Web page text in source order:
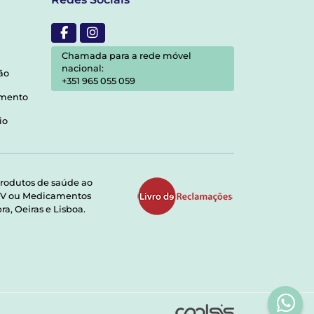
Chamada para a rede móvel
nacional:
+351 965 055 059
de saúde ao
ou Medicamentos
Oeiras e Lisboa.